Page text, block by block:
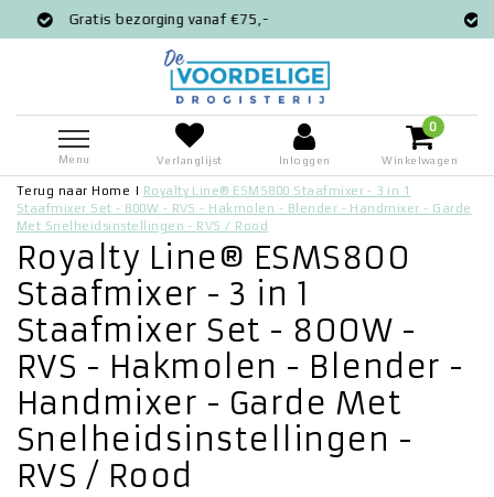
€75,- Voor 12:00 besteld = zelfde
Menu Verlanglijst Inloggen
0
Winkelwagen
Terug naar Home | Royalty Line® ESMS800 Staafmixer - 3 in 1
Staafmixer Set - 800W - RVS - Hakmolen - Blender - Handmixer - Garde
Met Snelheidsinstellingen - RVS / Rood
Royalty Line® ESMS800
Staafmixer - 3 in 1
Staafmixer Set - 800W -
RVS - Hakmolen - Blender -
Handmixer - Garde Met
Snelheidsinstellingen -
RVS / Rood